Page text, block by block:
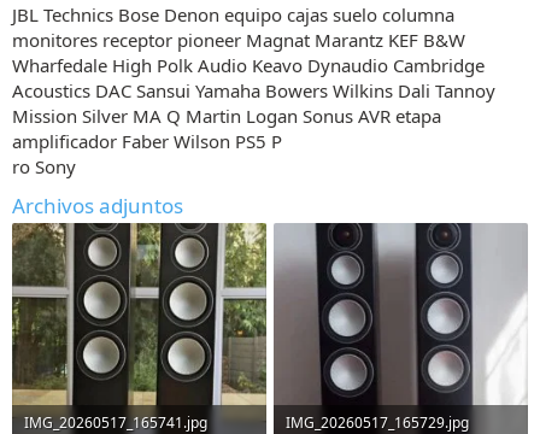
JBL Technics Bose Denon equipo cajas suelo columna
monitores receptor pioneer Magnat Marantz KEF B&W
Wharfedale High Polk Audio Keavo Dynaudio Cambridge
Acoustics DAC Sansui Yamaha Bowers Wilkins Dali Tannoy
Mission Silver MA Q Martin Logan Sonus AVR etapa
amplificador Faber Wilson PS5 P
ro Sony
Archivos adjuntos
IMG_20260517_165741.jpg
IMG_20260517_165729.jpg